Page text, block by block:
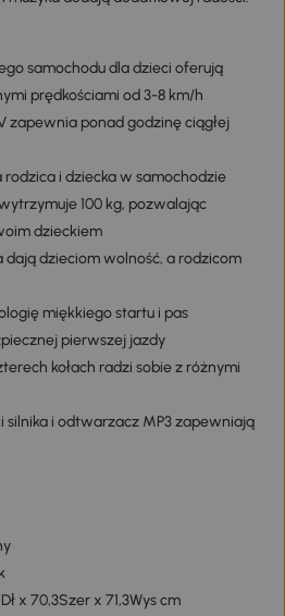
samochodu dla dzieci oferują
prędkościami od 3-8 km/h
zapewnia ponad godzinę ciągłej
i dziecka w samochodzie
100 kg, pozwalając
dzieckiem
dzieciom wolność, a rodzicom
miękkiego startu i pas
pierwszej jazdy
kołach radzi sobie z różnymi
silnika i odtwarzacz MP3 zapewniają
x 70,3Szer x 71,3Wys cm